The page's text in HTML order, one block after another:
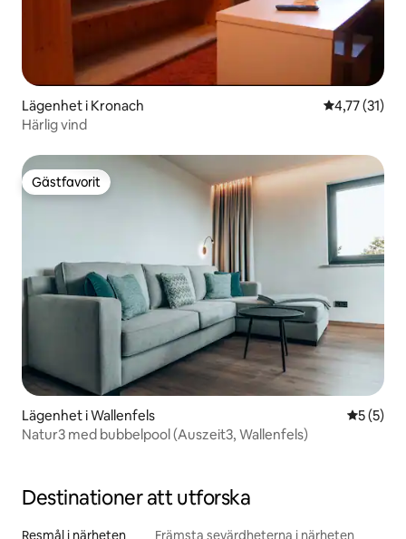
Lägenhet i Kronach 4,77 av 5 i
4,77 (31)
Härlig vind
Gästfavorit
Gästfavorit
Lägenhet i Wallenfels 5 av 5 i
5 (5)
Natur3 med bubbelpool (Auszeit3, Wallenfels)
Destinationer att utforska
Resmål i närheten Främsta sevärdheterna i närheten